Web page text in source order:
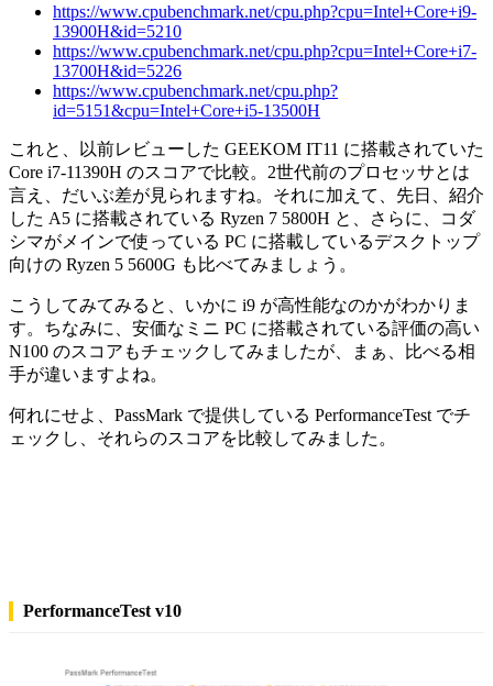
https://www.cpubenchmark.net/cpu.php?cpu=Intel+Core+i9-
13900H&id=5210
https://www.cpubenchmark.net/cpu.php?cpu=Intel+Core+i7-
13700H&id=5226
https://www.cpubenchmark.net/cpu.php?
id=5151&cpu=Intel+Core+i5-13500H
これと、以前レビューした GEEKOM IT11 に搭載されていた
Core i7-11390H のスコアで比較。2世代前のプロセッサとは
言え、だいぶ差が見られますね。それに加えて、先日、紹介
した A5 に搭載されている Ryzen 7 5800H と、さらに、コダ
シマがメインで使っている PC に搭載しているデスクトップ
向けの Ryzen 5 5600G も比べてみましょう。
こうしてみてみると、いかに i9 が高性能なのかがわかりま
す。ちなみに、安価なミニ PC に搭載されている評価の高い
N100 のスコアもチェックしてみましたが、まぁ、比べる相
手が違いますよね。
何れにせよ、PassMark で提供している PerformanceTest でチ
ェックし、それらのスコアを比較してみました。
PerformanceTest v10